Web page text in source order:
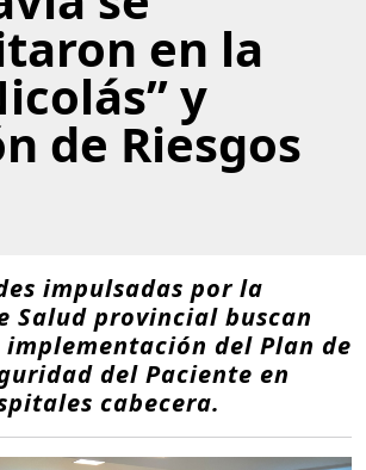
en la
y
de Riesgos
impulsadas por la
Salud provincial buscan
del Plan de
del Paciente en
cabecera.